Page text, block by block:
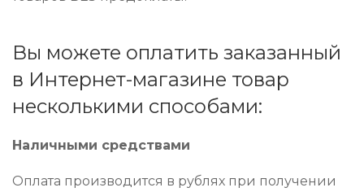
Вы можете оплатить заказанный
в Интернет-магазине товар
несколькими способами:
Наличными средствами
Оплата производится в рублях при получении